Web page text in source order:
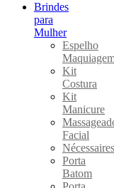
Brindes
para
Mulher
Espelho
Kit
Costura
Kit
Manicure
Facial
Nécessaires
Porta
Batom